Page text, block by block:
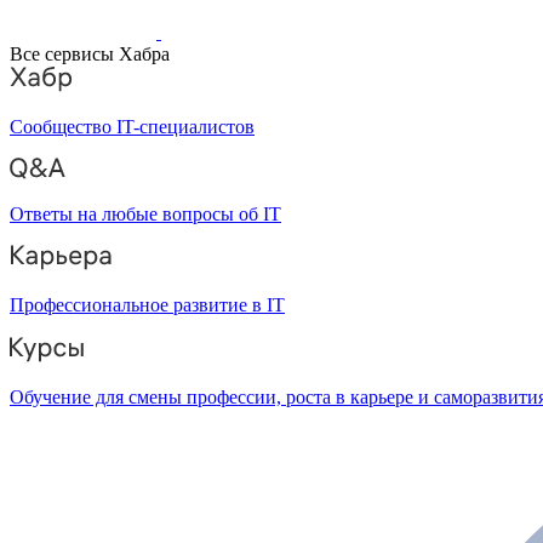
Все сервисы Хабра
Сообщество IT-специалистов
Ответы на любые вопросы об IT
Профессиональное развитие в IT
Обучение для смены профессии, роста в карьере и